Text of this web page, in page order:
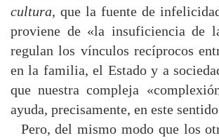
cultura, que la fuente de
proviene de «la insuficiencia de
regulan los vínculos recíprocos
en la familia, el Estado y a
que nuestra compleja
ayuda, precisamente, en este
Pero, del mismo modo que los